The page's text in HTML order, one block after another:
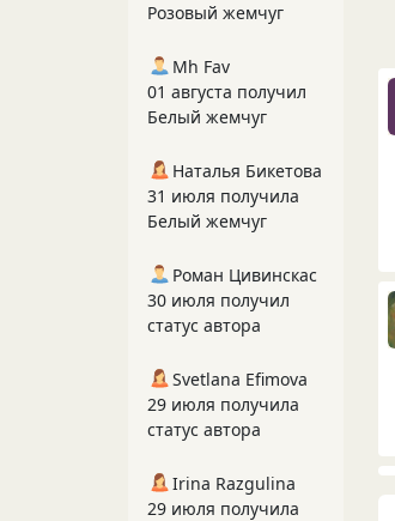
Розовый жемчуг
Mh Fav
01 августа получил
Белый жемчуг
Наталья Бикетова
31 июля получила
Белый жемчуг
Роман Цивинскас
30 июля получил
статус автора
Svetlana Efimova
29 июля получила
статус автора
Irina Razgulina
29 июля получила